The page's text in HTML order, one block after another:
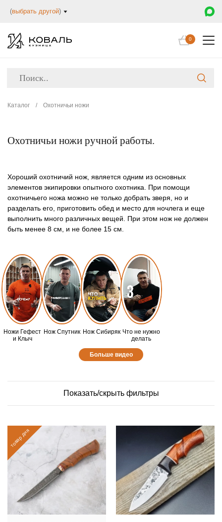
(выбрать другой)
0
Каталог / Охотничьи ножи
Охотничьи ножи ручной работы.
Хороший охотничий нож, является одним из основных
элементов экипировки опытного охотника. При помощи
охотничьего ножа можно не только добрать зверя, но и
разделать его, приготовить обед и место для ночлега и еще
выполнить много различных вещей. При этом нож не должен
быть менее 8 см, и не более 15 см.
Ножи Гефест
и Клыч
Нож Спутник Нож Сибиряк Что не нужно
делать
Больше видео
Показать/скрыть фильтры
товар дня